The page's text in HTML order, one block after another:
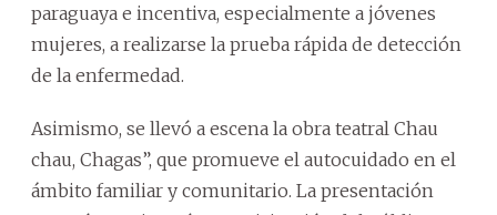
paraguaya e incentiva, especialmente a jóvenes
mujeres, a realizarse la prueba rápida de detección
de la enfermedad.
Asimismo, se llevó a escena la obra teatral Chau
chau, Chagas”, que promueve el autocuidado en el
ámbito familiar y comunitario. La presentación